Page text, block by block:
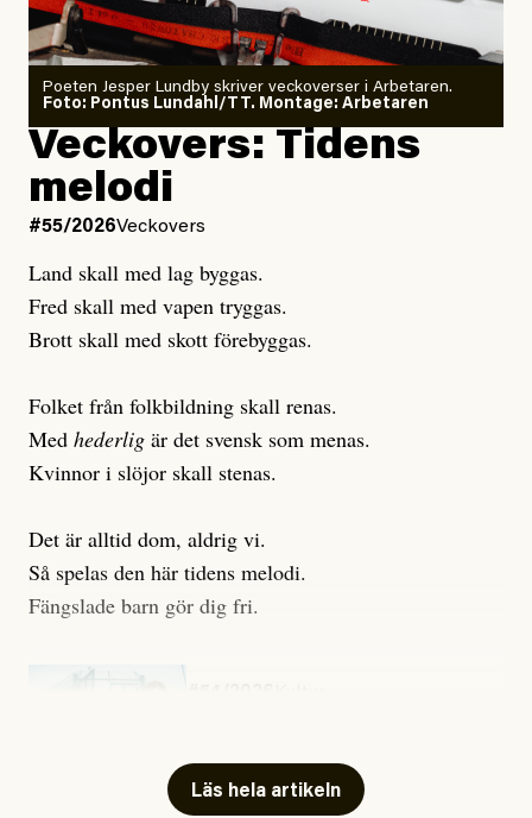
Publicerad6 August, 2026
Uppdaterad7 August, 2026
Joel Kellgren
Publicerad3 August, 2026
Uppdaterad3 August, 2026
Poeten Jesper Lundby skriver veckoverser i Arbetaren.
Foto: Pontus Lundahl/TT. Montage: Arbetaren
Veckovers: Tidens
melodi
#55/2026Veckovers
Land skall med lag byggas.
Fred skall med vapen tryggas.
Brott skall med skott förebyggas.
Folket från folkbildning skall renas.
Med hederlig är det svensk som menas.
Kvinnor i slöjor skall stenas.
Det är alltid dom, aldrig vi.
Så spelas den här tidens melodi.
Fängslade barn gör dig fri.
Läs hela artikeln